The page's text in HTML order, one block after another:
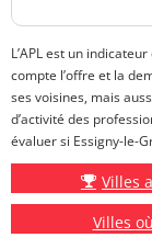
L’APL est un
compte l’offre et la
ses voisines, mais
d’activité des
évaluer si Essigny-le-
Villes
Villes